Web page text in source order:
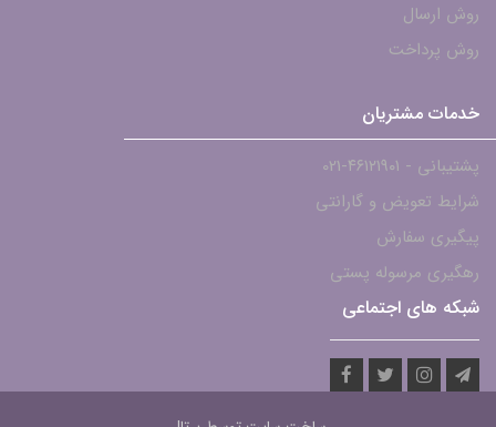
روش ارسال
روش پرداخت
خدمات مشتریان
پشتیبانی - ۴۶۱۲۱۹۰۱-021
شرایط تعویض و گارانتی
پیگیری سفارش
رهگیری مرسوله پستی
شبکه های اجتماعی